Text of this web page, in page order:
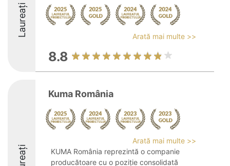
Laureați Arată mai multe >>
8.8
Kuma România
Arată mai multe >>
KUMA România reprezintă o companie
producătoare cu o poziție consolidată